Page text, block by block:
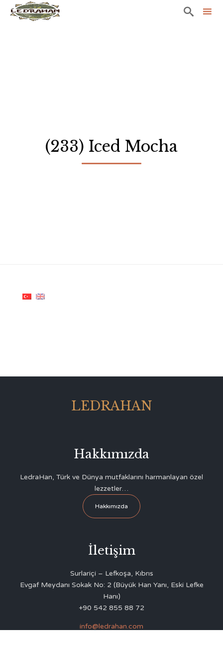

(233) Iced Mocha
LEDRAHAN
Hakkımızda
LedraHan, Türk ve Dünya mutfaklarını harmanlayan özel
lezzetler…
Hakkımızda
İletişim
Surlariçi – Lefkoşa, Kıbrıs
Evgaf Meydanı Sokak No: 2 (Büyük Han Yanı, Eski Lefke
Hanı)
+90 542 855 88 72
info@ledrahan.com